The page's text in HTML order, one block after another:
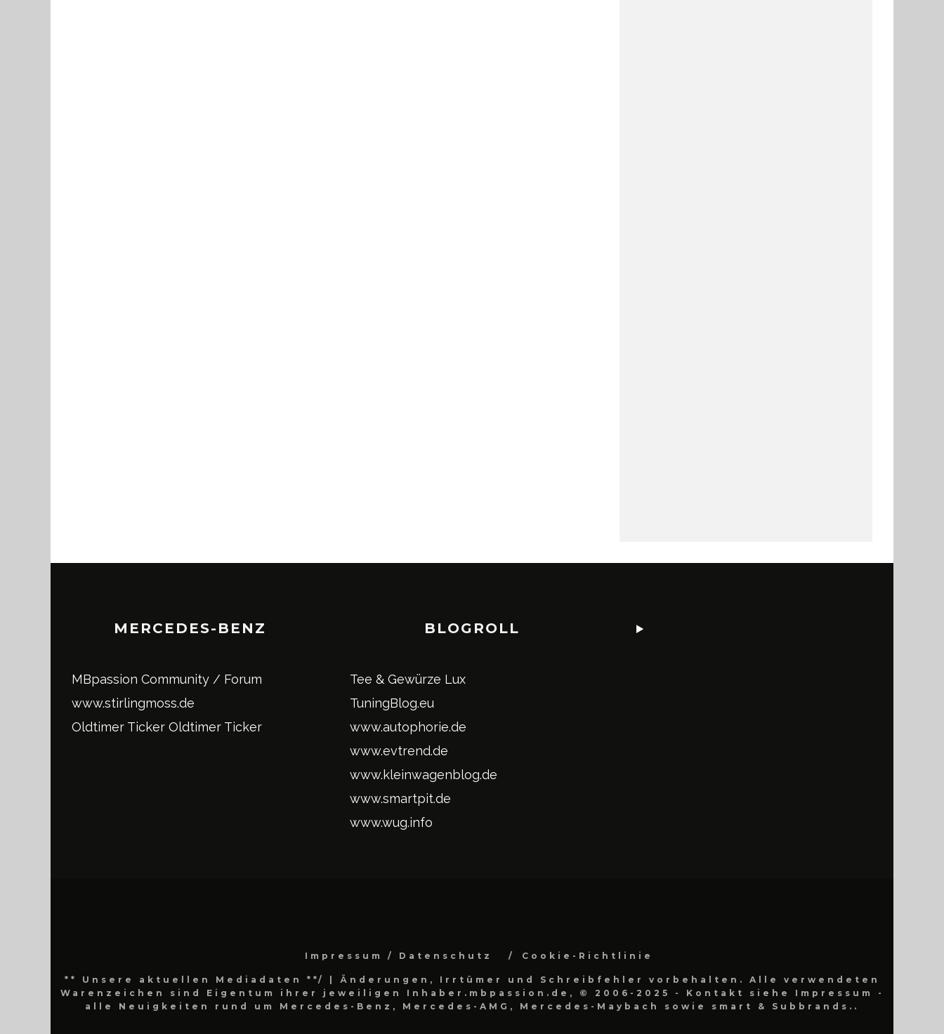
MERCEDES-BENZ
MBpassion Community / Forum
www.stirlingmoss.de
Oldtimer Ticker Oldtimer Ticker
BLOGROLL
Tee & Gewürze Lux
TuningBlog.eu
www.autophorie.de
www.evtrend.de
www.kleinwagenblog.de
www.smartpit.de
www.wug.info
Impressum / Datenschutz Cookie-Richtlinie
** Unsere aktuellen Mediadaten **/
| Änderungen, Irrtümer und Schreibfehler vorbehalten. Alle verwendeten
Warenzeichen sind Eigentum ihrer jeweiligen Inhaber.mbpassion.de, © 2006-2025 - Kontakt siehe Impressum -
alle Neuigkeiten rund um Mercedes-Benz, Mercedes-AMG, Mercedes-Maybach sowie smart & Subbrands..